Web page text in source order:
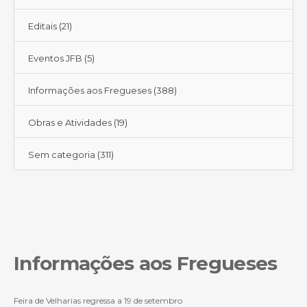
Editais (21)
Eventos JFB (5)
Informações aos Fregueses (388)
Obras e Atividades (19)
Sem categoria (311)
Informações aos Fregueses
Feira de Velharias regressa a 19 de setembro